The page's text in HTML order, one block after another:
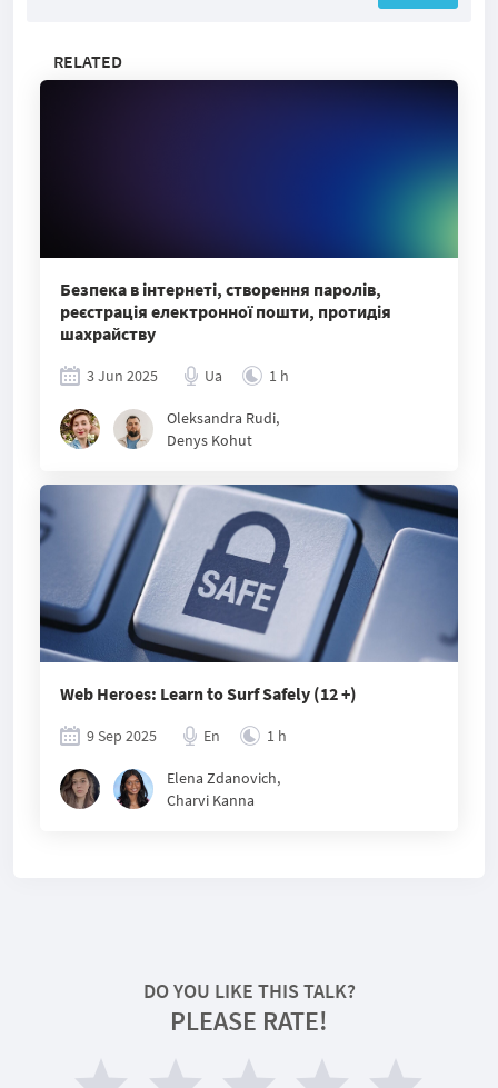
RELATED
Безпека в інтернеті, створення паролів,
реєстрація електронної пошти, протидія
шахрайству
3 Jun 2025 Ua 1 h
Oleksandra Rudi,
Denys Kohut
Web Heroes: Learn to Surf Safely (12 +)
9 Sep 2025 En 1 h
Elena Zdanovich,
Charvi Kanna
DO YOU LIKE THIS TALK?
PLEASE RATE!